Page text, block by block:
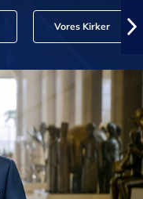
Vores Kirker